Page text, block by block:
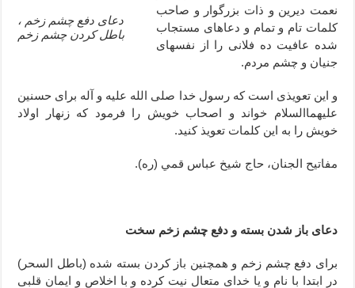
دعای دفع چشم زخم ،
باطل کردن چشم زخم
نعمت ديرين و ذات بزرگوار و صاحب
كلمات تام و تمام و دعاهاى مستجاب
شده عافيت ده فلانى را از نفسهاى
جنيان و چشم مردم.
و اين تعويذى است كه رسول خدا صلى الله عليه و آله براى حسنين
عليهماالسلام خواند و اصحاب خويش را فرمود كه زنهار اولاد
خويش را به اين كلمات تعويذ كنيد.
مفاتيح الجنان، حاج شيخ عباس قمي (ره).
دعای باز شدن بسته و دفع چشم زخم سخت
برای دفع چشم زخم و همچنین باز کردن بسته شده (باطل السحر)
در ابتدا با نام و یا خدای متعال نیت کرده و با اخلاص و ایمان قلبی